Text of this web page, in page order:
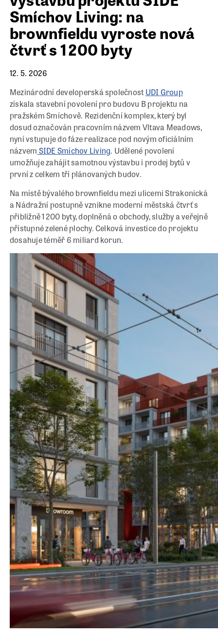
Smíchov Living: na
brownfieldu vyroste nová
čtvrť s 1 200 byty
12. 5. 2026
Mezinárodní developerská společnost UDI Group
získala stavební povolení pro budovu B projektu na
pražském Smíchově. Rezidenční komplex, který byl
dosud označován pracovním názvem Vltava Meadows,
nyní vstupuje do fáze realizace pod novým oficiálním
názvem SIDE Smíchov Living. Udělené povolení
umožňuje zahájit samotnou výstavbu i prodej bytů v
první z celkem tří plánovaných budov.
Na místě bývalého brownfieldu mezi ulicemi Strakonická
a Nádražní postupně vznikne moderní městská čtvrť s
přibližně 1 200 byty, doplněná o obchody, služby a veřejně
přístupné zelené plochy. Celková investice do projektu
dosahuje téměř 6 miliard korun.